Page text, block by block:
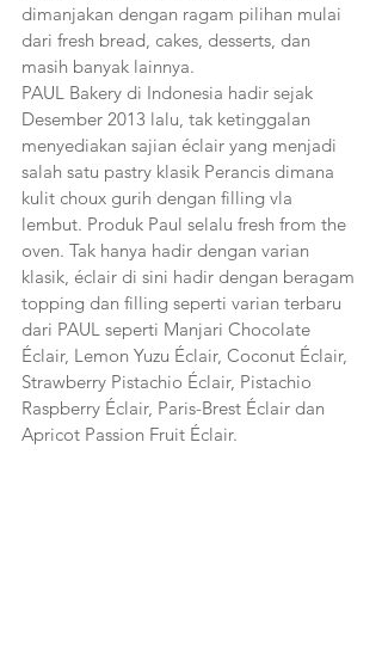
dimanjakan dengan ragam pilihan mulai
dari fresh bread, cakes, desserts, dan
masih banyak lainnya.
PAUL Bakery di Indonesia hadir sejak
Desember 2013 lalu, tak ketinggalan
menyediakan sajian éclair yang menjadi
salah satu pastry klasik Perancis dimana
kulit choux gurih dengan filling vla
lembut. Produk Paul selalu fresh from the
oven. Tak hanya hadir dengan varian
klasik, éclair di sini hadir dengan beragam
topping dan filling seperti varian terbaru
dari PAUL seperti Manjari Chocolate
Éclair, Lemon Yuzu Éclair, Coconut Éclair,
Strawberry Pistachio Éclair, Pistachio
Raspberry Éclair, Paris-Brest Éclair dan
Apricot Passion Fruit Éclair.